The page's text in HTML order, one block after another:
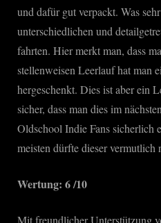
und dafür gut verpackt. Was
unterschiedlichen und
fahrten. Hier merkt man, dass
stellenweisen Leerlauf hat man
hergeschenkt. Dies ist aber ein
sicher, dass man dies im
Oldschool Indie Fans sicherlich
meisten dürfte dieser
Wertung: 6 /10
Mit freundlicher Unterstützung